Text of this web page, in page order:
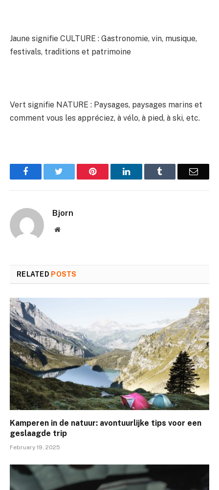
Jaune signifie CULTURE : Gastronomie, vin, musique,
festivals, traditions et patrimoine
Vert signifie NATURE : Paysages, paysages marins et
comment vous les appréciez, à vélo, à pied, à ski, etc.
Facebook Pinterest LinkedIn Email
Bjorn
Website
RELATED POSTS
Kamperen in de natuur: avontuurlijke tips voor een
geslaagde trip
February 19, 2025